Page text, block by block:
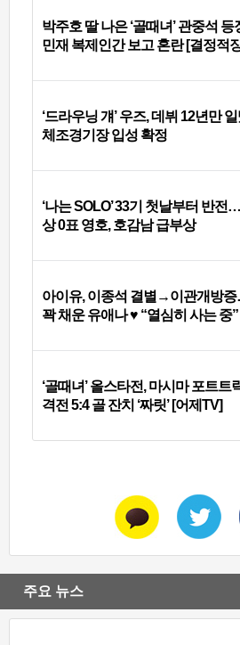
박주호 딸 나은 ‘골때녀’ 관중석 등
민재 복제인간 보고 혼란 [결정적
‘드라우닝 걔’ 우즈, 데뷔 12년만
체조경기장 입성 확정
‘나는 SOLO’ 33기 첫날부터 반전
상 0표 영호, 호감남 급부상
아이유, 이종석 결별→이관개방
꽉 채운 유애나 ♥ “열심히 사는 중”
‘골때녀’ 올스타전, 마시마 포트트
격전 5:4 골 잔치 ‘짜릿’ [어제TV]
주요 뉴스